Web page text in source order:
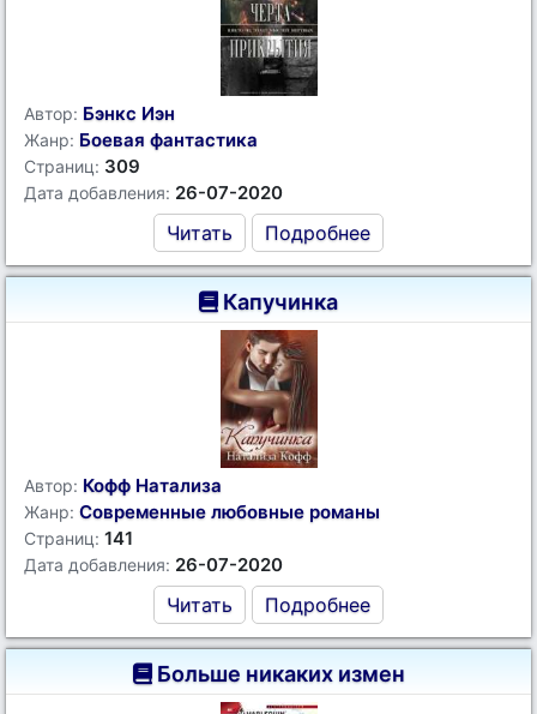
Автор: Бэнкс Иэн
Жанр: Боевая фантастика
Страниц: 309
Дата добавления: 26-07-2020
Читать Подробнее
Капучинка
Автор: Кофф Натализа
Жанр: Современные любовные романы
Страниц: 141
Дата добавления: 26-07-2020
Читать Подробнее
Больше никаких измен